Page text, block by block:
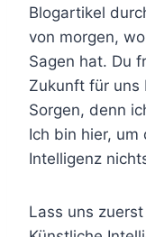
Blogartikel
von morgen,
Sagen hat. Du
Zukunft für uns
Sorgen, denn
Ich bin hier,
Intelligenz
Lass uns